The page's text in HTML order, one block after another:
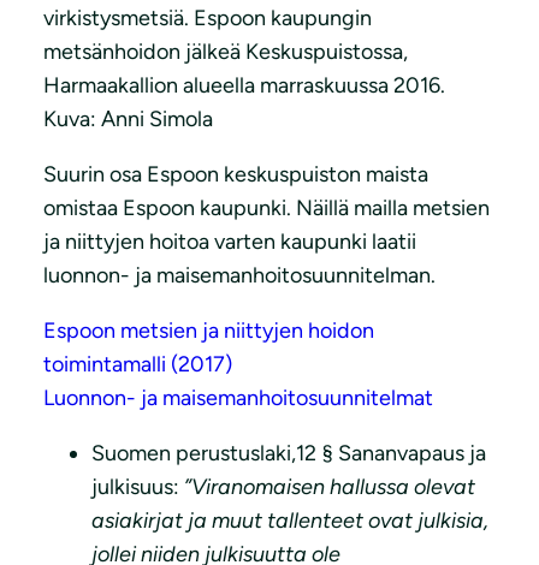
virkistysmetsiä. Espoon kaupungin
metsänhoidon jälkeä Keskuspuistossa,
Harmaakallion alueella marraskuussa 2016.
Kuva: Anni Simola
Suurin osa Espoon keskuspuiston maista
omistaa Espoon kaupunki. Näillä mailla metsien
ja niittyjen hoitoa varten kaupunki laatii
luonnon- ja maisemanhoitosuunnitelman.
Espoon metsien ja niittyjen hoidon
toimintamalli (2017)
Luonnon- ja maisemanhoitosuunnitelmat
Suomen perustuslaki,12 § Sananvapaus ja
julkisuus: ”Viranomaisen hallussa olevat
asiakirjat ja muut tallenteet ovat julkisia,
jollei niiden julkisuutta ole